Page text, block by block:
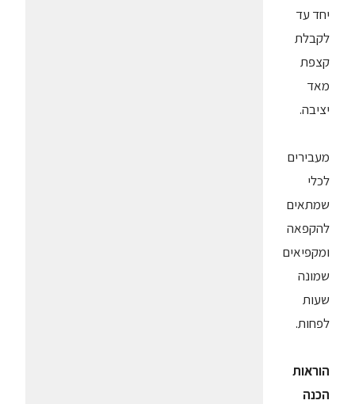
יחד עד
לקבלת
קצפת
מאד
יציבה.
מעבירים
לכלי
שמתאים
להקפאה
ומקפיאים
שמונה
שעות
לפחות.
הוראות
הכנה